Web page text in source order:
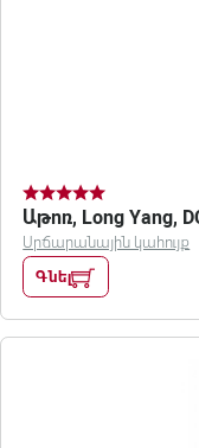
Աթոռ, Long Yang,
Սրճարանային կահույք
Գնել